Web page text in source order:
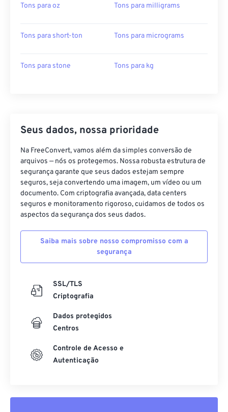
Tons para oz Tons para milligrams
Tons para short-ton Tons para micrograms
Tons para stone Tons para kg
Seus dados, nossa prioridade
Na FreeConvert, vamos além da simples conversão de
arquivos — nós os protegemos. Nossa robusta estrutura de
segurança garante que seus dados estejam sempre
seguros, seja convertendo uma imagem, um vídeo ou um
documento. Com criptografia avançada, data centers
seguros e monitoramento rigoroso, cuidamos de todos os
aspectos da segurança dos seus dados.
Saiba mais sobre nosso compromisso com a
segurança
SSL/TLS
Criptografia
Dados protegidos
Centros
Controle de Acesso e
Autenticação